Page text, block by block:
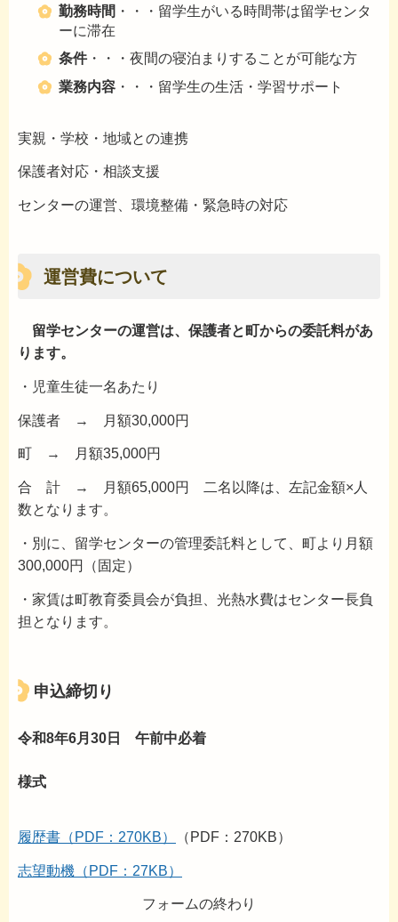
勤務時間 ・・・留学生がいる時間帯は留学センタ
ーに滞在
条件・・・夜間の寝泊まりすることが可能な方
業務内容 ・・・留学生の生活・学習サポート
実親・学校・地域との連携
保護者対応・相談支援
センターの運営、環境整備・緊急時の対応
運営費について
留学センターの運営は、保護者と町からの委託料があ
ります。
・児童生徒一名あたり
保護者 → 月額30,000円
町 → 月額35,000円
合 計 → 月額65,000円 二名以降は、左記金額×人
数となります。
・別に、留学センターの管理委託料として、町より月額
300,000円（固定）
・家賃は町教育委員会が負担、光熱水費はセンター長負
担となります。
申込締切り
令和8年6月30日 午前中必着
様式
履歴書（PDF：270KB） （PDF：270KB）
志望動機（PDF：27KB）
フォームの終わり